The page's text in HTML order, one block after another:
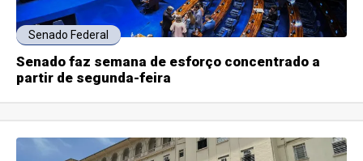
Senado Federal
Senado faz semana de esforço concentrado a
partir de segunda-feira